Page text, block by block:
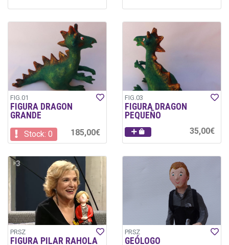
FIG.01
FIGURA DRAGON
GRANDE
Stock: 0 185,00€
FIG.03
FIGURA DRAGON
PEQUEÑO
35,00€
PRSZ
FIGURA PILAR RAHOLA
PRSZ
GEÓLOGO